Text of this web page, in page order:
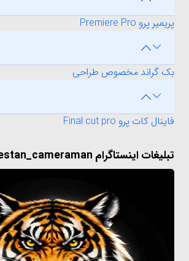
پریمیر پرو Premiere Pro
بک گراند مخصوص طراحی
فاینال کات پرو Final cut pro
تبلیغات اینستاگرام khozestan_cameraman